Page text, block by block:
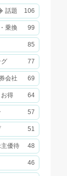
話題 106
乗換 99
85
77
会社 69
お得 64
57
51
優待 48
46